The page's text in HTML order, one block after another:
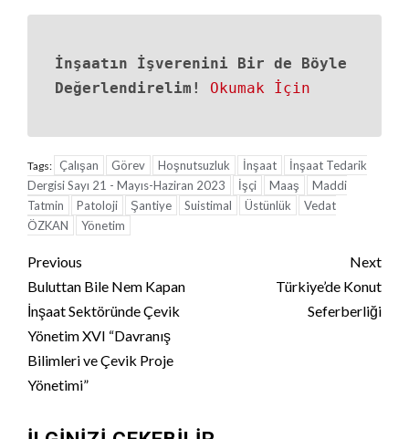
İnşaatın İşverenini Bir de Böyle
Değerlendirelim!
Okumak İçin
Tags: Çalışan Görev Hoşnutsuzluk İnşaat
İnşaat Tedarik
Dergisi Sayı 21 - Mayıs-Haziran 2023
İşçi Maaş
Maddi
Tatmin
Patoloji Şantiye Suistimal Üstünlük
Vedat
ÖZKAN
Yönetim
Continue
Reading
Previous
Buluttan Bile Nem Kapan
İnşaat Sektöründe Çevik
Yönetim XVI “Davranış
Bilimleri ve Çevik Proje
Yönetimi”
Next
Türkiye’de Konut
Seferberliği